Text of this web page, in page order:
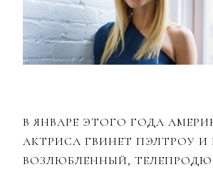
В ЯНВАРЕ ЭТОГО ГОДА
АКТРИСА ГВИНЕТ ПЭЛТРОУ И
ВОЗЛЮБЛЕННЫЙ,